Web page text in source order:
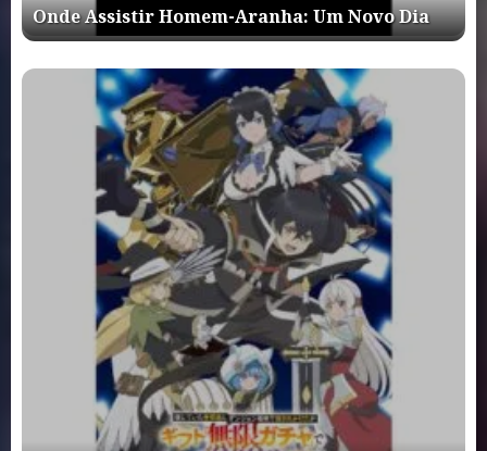
Onde Assistir Homem-Aranha: Um Novo Dia